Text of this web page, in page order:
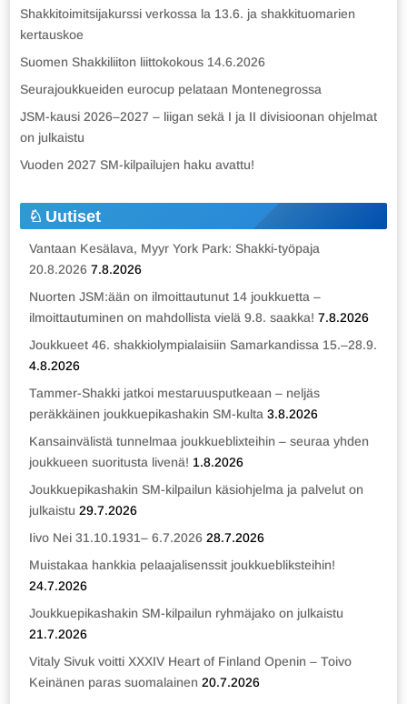
Shakkitoimitsijakurssi verkossa la 13.6. ja shakkituomarien
kertauskoe
Suomen Shakkiliiton liittokokous 14.6.2026
Seurajoukkueiden eurocup pelataan Montenegrossa
JSM-kausi 2026–2027 – liigan sekä I ja II divisioonan ohjelmat
on julkaistu
Vuoden 2027 SM-kilpailujen haku avattu!
Uutiset
Vantaan Kesälava, Myyr York Park: Shakki-työpaja
20.8.2026 7.8.2026
Nuorten JSM:ään on ilmoittautunut 14 joukkuetta –
ilmoittautuminen on mahdollista vielä 9.8. saakka! 7.8.2026
Joukkueet 46. shakkiolympialaisiin Samarkandissa 15.–28.9.
4.8.2026
Tammer-Shakki jatkoi mestaruusputkeaan – neljäs
peräkkäinen joukkuepikashakin SM-kulta 3.8.2026
Kansainvälistä tunnelmaa joukkueblixteihin – seuraa yhden
joukkueen suoritusta livenä! 1.8.2026
Joukkuepikashakin SM-kilpailun käsiohjelma ja palvelut on
julkaistu 29.7.2026
Iivo Nei 31.10.1931– 6.7.2026 28.7.2026
Muistakaa hankkia pelaajalisenssit joukkuebliksteihin!
24.7.2026
Joukkuepikashakin SM-kilpailun ryhmäjako on julkaistu
21.7.2026
Vitaly Sivuk voitti XXXIV Heart of Finland Openin – Toivo
Keinänen paras suomalainen 20.7.2026